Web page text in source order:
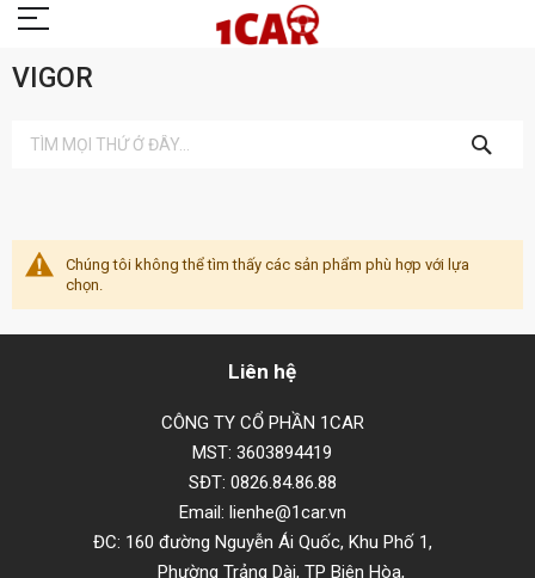
VIGOR
KIẾM
Chúng tôi không thể tìm thấy các sản phẩm phù hợp với lựa
chọn.
Liên hệ
CÔNG TY CỔ PHẦN 1CAR
MST: 3603894419
SĐT: 0826.84.86.88
Email: lienhe@1car.vn
ĐC: 160 đường Nguyễn Ái Quốc, Khu Phố 1,
Phường Trảng Dài, TP Biên Hòa,